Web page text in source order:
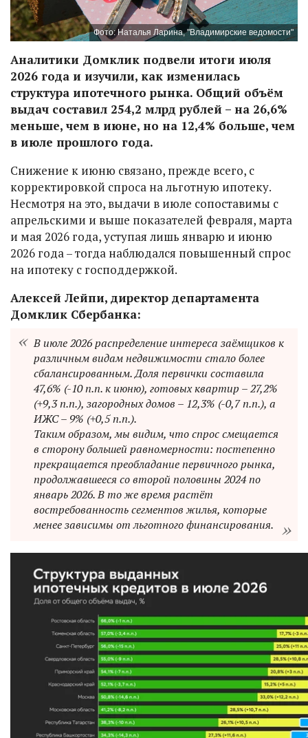
Фото: Наталья Ларина, "Владимирские ведомости"
Аналитики Домклик подвели итоги июля
2026 года и изучили, как изменилась
структура ипотечного рынка. Общий объём
выдач составил 254,2 млрд рублей – на 26,6%
меньше, чем в июне, но на 12,4% больше, чем
в июле прошлого года.
Снижение к июню связано, прежде всего, с
корректировкой спроса на льготную ипотеку.
Несмотря на это, выдачи в июле сопоставимы с
апрельскими и выше показателей февраля, марта
и мая 2026 года, уступая лишь январю и июню
2026 года – тогда наблюдался повышенный спрос
на ипотеку с господдержкой.
Алексей Лейпи, директор департамента
Домклик Сбербанка:
В июле 2026 распределение интереса заёмщиков к
различным видам недвижимости стало более
сбалансированным. Доля первички составила
47,6% (-10 п.п. к июню), готовых квартир – 27,2%
(+9,3 п.п.), загородных домов – 12,3% (-0,7 п.п.), а
ИЖС – 9% (+0,5 п.п.).
Таким образом, мы видим, что спрос смещается
в сторону большей равномерности: постепенно
прекращается преобладание первичного рынка,
продолжавшееся со второй половины 2024 по
январь 2026. В то же время растёт
востребованность сегментов жилья, которые
менее зависимы от льготного финансирования.